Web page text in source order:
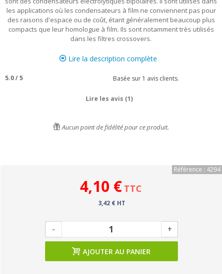
les applications où les condensateurs à film ne conviennent pas pour
des raisons d'espace ou de coût, étant généralement beaucoup plus
compacts que leur homologue à film. Ils sont notamment très utilisés
dans les filtres crossovers.
Lire la description complète
5.0/ 5 Basée sur 1 avis clients.
Lire les avis (1)
Aucun point de fidélité pour ce produit.
Référence : 4294
4,10 € TTC
3,42 € HT
- +
AJOUTER AU PANIER